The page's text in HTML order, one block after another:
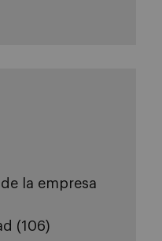
la empresa
(106)